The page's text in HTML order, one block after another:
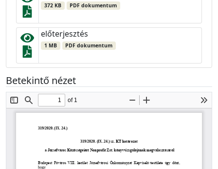
372 KB PDF dokumentum
előterjesztés
1 MB PDF dokumentum
Betekintő nézet